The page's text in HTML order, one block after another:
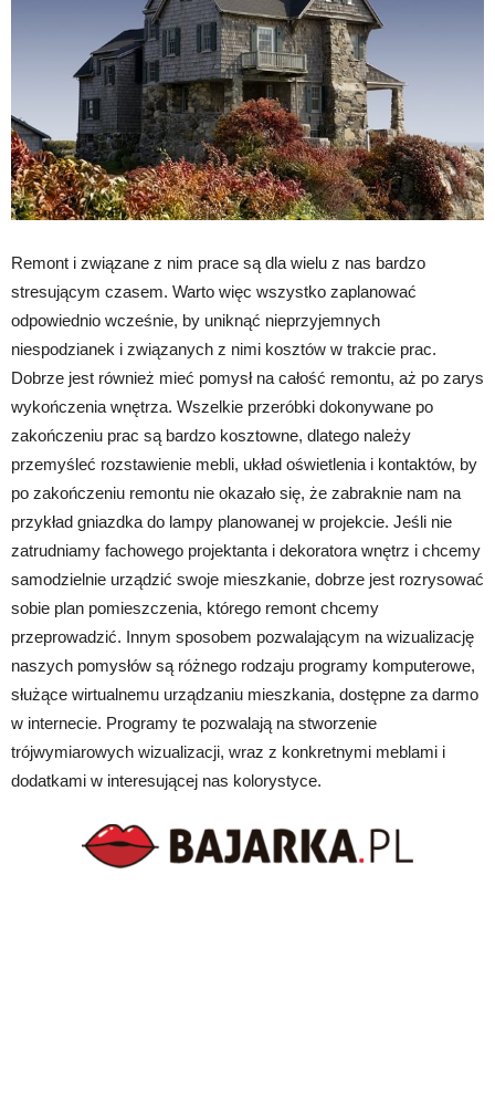
Remont i związane z nim prace są dla wielu z nas bardzo
stresującym czasem. Warto więc wszystko zaplanować
odpowiednio wcześnie, by uniknąć nieprzyjemnych
niespodzianek i związanych z nimi kosztów w trakcie prac.
Dobrze jest również mieć pomysł na całość remontu, aż po zarys
wykończenia wnętrza. Wszelkie przeróbki dokonywane po
zakończeniu prac są bardzo kosztowne, dlatego należy
przemyśleć rozstawienie mebli, układ oświetlenia i kontaktów, by
po zakończeniu remontu nie okazało się, że zabraknie nam na
przykład gniazdka do lampy planowanej w projekcie. Jeśli nie
zatrudniamy fachowego projektanta i dekoratora wnętrz i chcemy
samodzielnie urządzić swoje mieszkanie, dobrze jest rozrysować
sobie plan pomieszczenia, którego remont chcemy
przeprowadzić. Innym sposobem pozwalającym na wizualizację
naszych pomysłów są różnego rodzaju programy komputerowe,
służące wirtualnemu urządzaniu mieszkania, dostępne za darmo
w internecie. Programy te pozwalają na stworzenie
trójwymiarowych wizualizacji, wraz z konkretnymi meblami i
dodatkami w interesującej nas kolorystyce.